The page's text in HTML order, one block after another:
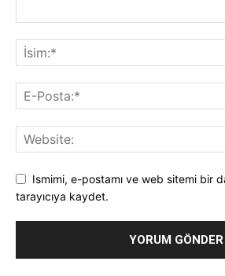
Ismimi, e-postamı ve web sitemi bir
tarayıcıya kaydet.